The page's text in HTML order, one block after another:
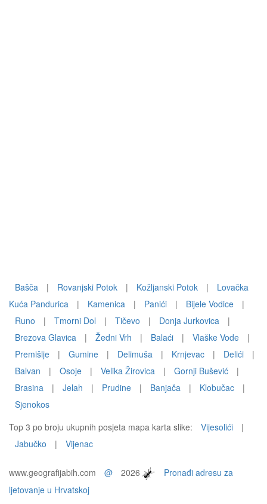
Bašča | Rovanjski Potok | Kožljanski Potok |
Lovačka
Kuća Pandurica
| Kamenica | Panići | Bijele Vodice
|
Runo
| Tmorni Dol | Tičevo | Donja Jurkovica
|
Brezova Glavica
| Žedni Vrh | Balaći | Vlaške Vode
|
Premišlje
| Gumine | Delimuša | Krnjevac | Delići
|
Balvan
| Osoje | Velika Žirovica | Gornji Bušević
|
Brasina
| Jelah | Prudine | Banjača | Klobučac
|
Sjenokos
Top 3 po broju ukupnih posjeta mapa karta slike:
Vijesolići
|
Jabučko
| Vijenac
www.geografijabih.com @ 2026
Pronađi adresu za
ljetovanje u Hrvatskoj